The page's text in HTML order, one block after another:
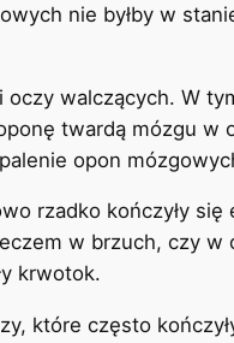
nie byłby w
walczących. W
twardą mózgu
opon
rzadko kończyły
w brzuch, czy
krwotok.
które często